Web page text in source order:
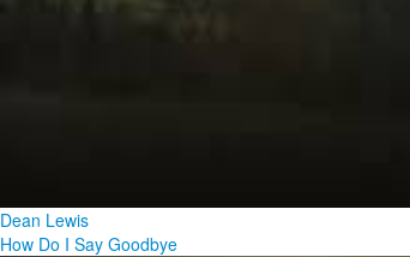
Dean Lewis
How Do I Say Goodbye